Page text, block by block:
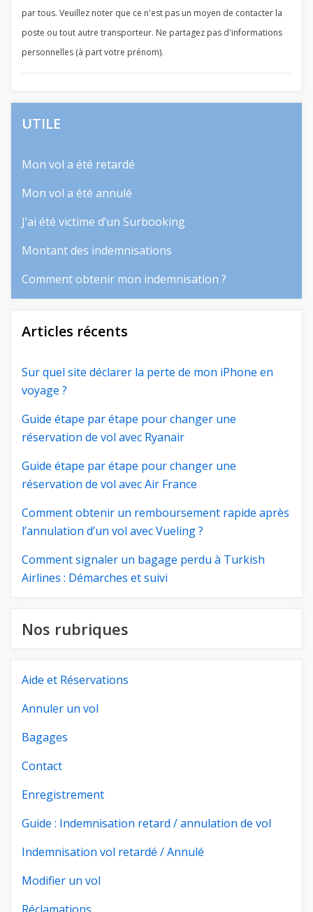
par tous. Veuillez noter que ce n'est pas un moyen de contacter la
poste ou tout autre transporteur. Ne partagez pas d'informations
personnelles (à part votre prénom).
UTILE
Mon vol a été retardé
Mon vol a été annulé
J’ai été victime d’un Surbooking
Montant des indemnisations
Comment obtenir mon indemnisation ?
Articles récents
Sur quel site déclarer la perte de mon iPhone en
voyage ?
Guide étape par étape pour changer une
réservation de vol avec Ryanair
Guide étape par étape pour changer une
réservation de vol avec Air France
Comment obtenir un remboursement rapide après
l’annulation d’un vol avec Vueling ?
Comment signaler un bagage perdu à Turkish
Airlines : Démarches et suivi
Nos rubriques
Aide et Réservations
Annuler un vol
Bagages
Contact
Enregistrement
Guide : Indemnisation retard / annulation de vol
Indemnisation vol retardé / Annulé
Modifier un vol